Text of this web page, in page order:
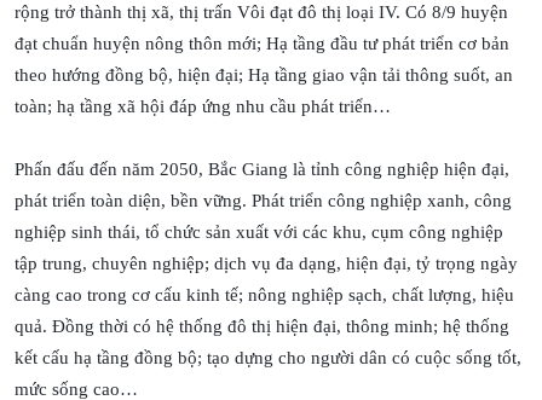
rộng trở thành thị xã, thị trấn Vôi đạt đô thị loại IV. Có 8/9 huyện
đạt chuẩn huyện nông thôn mới; Hạ tầng đầu tư phát triển cơ bản
theo hướng đồng bộ, hiện đại; Hạ tầng giao vận tải thông suốt, an
toàn; hạ tầng xã hội đáp ứng nhu cầu phát triển…
Phấn đấu đến năm 2050, Bắc Giang là tỉnh công nghiệp hiện đại,
phát triển toàn diện, bền vững. Phát triển công nghiệp xanh, công
nghiệp sinh thái, tổ chức sản xuất với các khu, cụm công nghiệp
tập trung, chuyên nghiệp; dịch vụ đa dạng, hiện đại, tỷ trọng ngày
càng cao trong cơ cấu kinh tế; nông nghiệp sạch, chất lượng, hiệu
quả. Đồng thời có hệ thống đô thị hiện đại, thông minh; hệ thống
kết cấu hạ tầng đồng bộ; tạo dựng cho người dân có cuộc sống tốt,
mức sống cao…